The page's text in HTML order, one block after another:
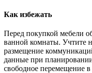
Как избежать
Перед покупкой мебели
ванной комнаты. Учтите
размещение
данные при
свободное перемещение в